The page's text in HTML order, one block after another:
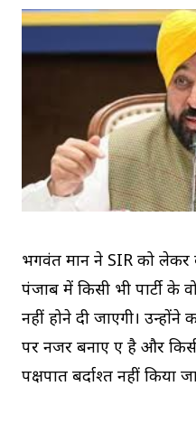
भगवंत मान ने SIR को लेकर
पंजाब में किसी भी पार्टी के
नहीं होने दी जाएगी।
पर नजर बनाए हुए है और
पक्षपात बर्दाश्त नहीं किया